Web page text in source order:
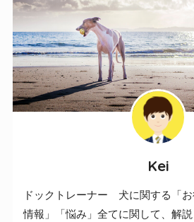
Kei
ドックトレーナー 犬に関する「
情報」「悩み」全てに関して、解